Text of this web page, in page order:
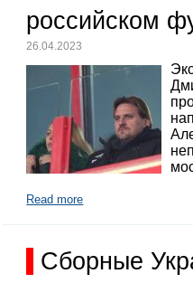
российском
26.04.2023
Read more
Сборные